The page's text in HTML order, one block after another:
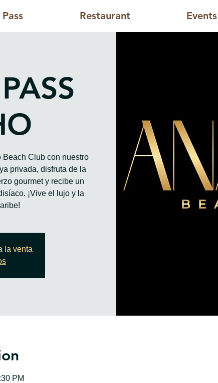
Restaurant Events
Beach Club con nuestro
privada, disfruta de la
gourmet y recibe un
¡Vive el lujo y la
la venta
PM